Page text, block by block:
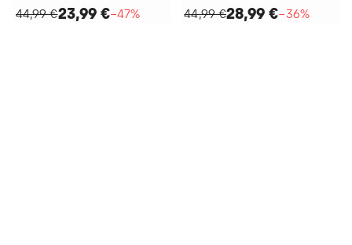
44,99 €23,99 €−47%
44,99 €28,99 €−36%